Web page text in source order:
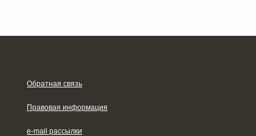
Обратная связь
Правовая информация
e-mail рассылки